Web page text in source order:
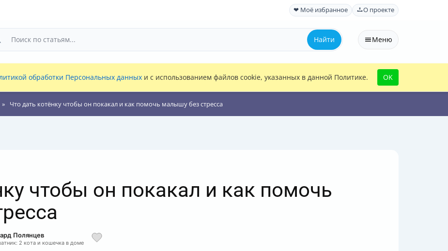
❤ Моё избранное О проекте
Найти Меню
обработки Персональных данных и с использованием файлов cookie, указанных в данной Политике. OK
Что дать котёнку чтобы он покакал и как помочь малышу без стресса
чтобы он покакал и как помочь
Полянцев
2 кота и кошечка в доме